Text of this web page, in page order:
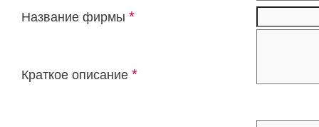
Название фирмы *
Краткое описание *